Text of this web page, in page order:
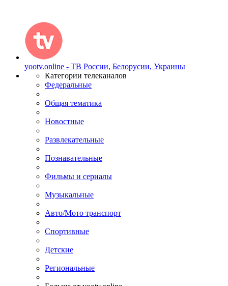
yootv.online - ТВ России, Белорусии, Украины
Категории телеканалов
Федеральные
Общая тематика
Новостные
Развлекательные
Познавательные
Фильмы и сериалы
Музыкальные
Авто/Мото транспорт
Спортивные
Детские
Региональные